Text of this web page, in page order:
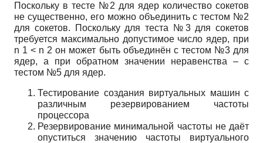
Поскольку в тесте №2 для ядер количество сокетов
не существенно, его можно объединить с тестом №2
для сокетов. Поскольку для теста №3 для сокетов
требуется максимально допустимое число ядер, при
n 1 < n 2 он может быть объединён с тестом №3 для
ядер, а при обратном значении неравенства – с
тестом №5 для ядер.
Тестирование создания виртуальных машин с
различным резервированием частоты
процессора
Резервирование минимальной частоты не даёт
опуститься значению частоты виртуального